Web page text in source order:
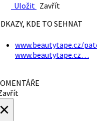
Uložit Zavřít
KDE TO SEHNAT
www.beautytape.cz/
www.beautytape.cz…